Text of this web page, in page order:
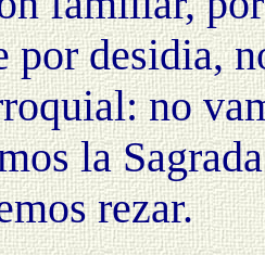
por desidia,
no
la
rezar.